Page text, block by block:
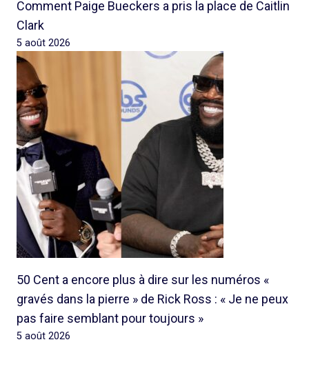
Comment Paige Bueckers a pris la place de Caitlin
Clark
5 août 2026
50 Cent a encore plus à dire sur les numéros «
gravés dans la pierre » de Rick Ross : « Je ne peux
pas faire semblant pour toujours »
5 août 2026